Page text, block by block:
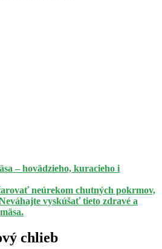
– hovädzieho, kuracieho i
neúrekom chutných pokrmov,
vyskúšať tieto zdravé a
chlieb